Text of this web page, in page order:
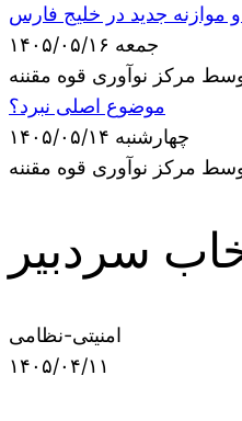
و موازنه جدید در خلیج فارس
جمعه ۱۴۰۵/۰۵/۱۶
مرکز نوآوری قوه مقننه
موضوع اصلی نبرد؟
چهارشنبه ۱۴۰۵/۰۵/۱۴
مرکز نوآوری قوه مقننه
سردبیر
امنیتی-نظامی
۱۴۰۵/۰۴/۱۱